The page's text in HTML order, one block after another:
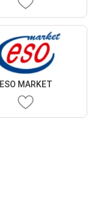
ESO MARKET